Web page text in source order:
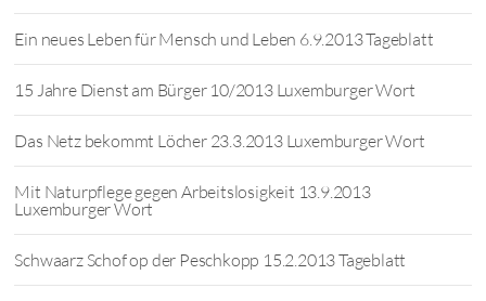
Ein neues Leben für Mensch und Leben 6.9.2013 Tageblatt
15 Jahre Dienst am Bürger 10/2013 Luxemburger Wort
Das Netz bekommt Löcher 23.3.2013 Luxemburger Wort
Mit Naturpflege gegen Arbeitslosigkeit 13.9.2013
Luxemburger Wort
Schwaarz Schof op der Peschkopp 15.2.2013 Tageblatt